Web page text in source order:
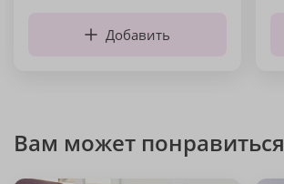
Добавить
Вам может понравиться